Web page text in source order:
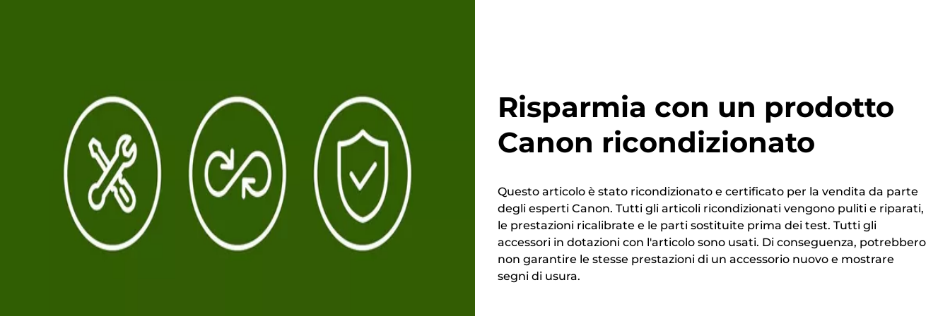
Risparmia con un prodotto
Canon ricondizionato
Questo articolo è stato ricondizionato e certificato per la vendita da parte
degli esperti Canon. Tutti gli articoli ricondizionati vengono puliti e riparati,
le prestazioni ricalibrate e le parti sostituite prima dei test. Tutti gli
accessori in dotazioni con l'articolo sono usati. Di conseguenza, potrebbero
non garantire le stesse prestazioni di un accessorio nuovo e mostrare
segni di usura.